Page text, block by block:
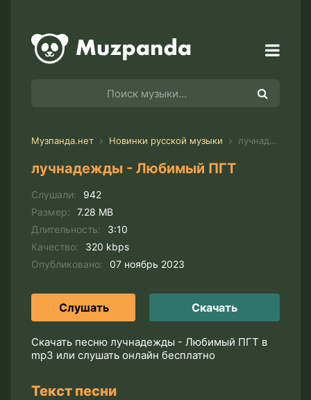
Музпанда.нет Новинки русской музыки лучнадежды - Любимый ПГТ
лучнадежды - Любимый ПГТ
Слушали:
942
Размер:
7.28 MB
Длительность:
3:10
Качество:
320 kbps
Опубликовано:
07 ноябрь 2023
Слушать Скачать
Скачать песню лучнадежды - Любимый ПГТ в
mp3 или слушать онлайн бесплатно
Текст песни